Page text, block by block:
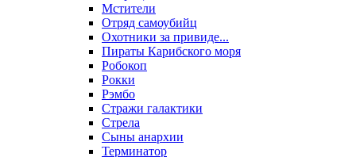
Мстители
Отряд самоубийц
Охотники за привиде...
Пираты Карибского моря
Робокоп
Рокки
Рэмбо
Стражи галактики
Стрела
Сыны анархии
Терминатор